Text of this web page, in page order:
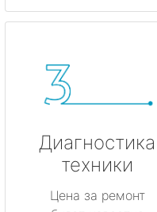
Диагностика
техники
Цена за ремонт